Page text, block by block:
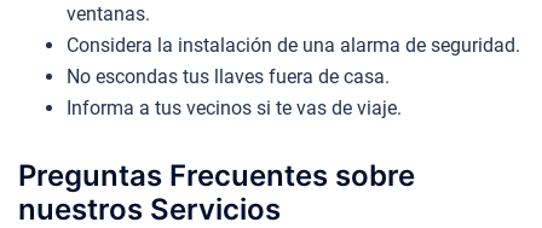
ventanas.
Considera la instalación de una alarma de seguridad.
No escondas tus llaves fuera de casa.
Informa a tus vecinos si te vas de viaje.
Preguntas Frecuentes sobre
nuestros Servicios